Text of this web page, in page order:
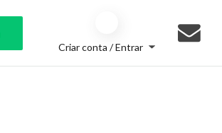
Criar conta / Entrar